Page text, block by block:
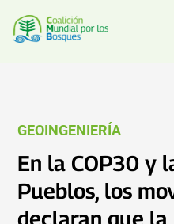
GEOINGENIERÍA
En la COP30 y
Pueblos, los
declaran que la